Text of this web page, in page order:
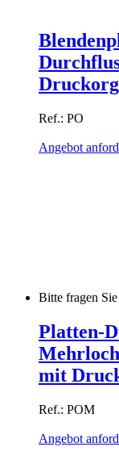
Ref.: PO
Angebot
Bitte fragen
Platten-
mit
Ref.: POM
Angebot